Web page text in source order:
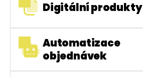
Digitální produkty
Automatizace
objednávek